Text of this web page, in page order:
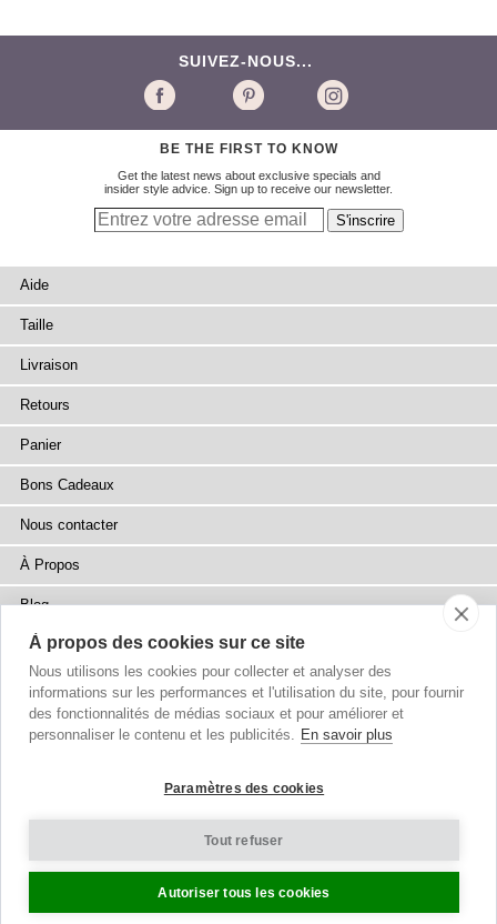
SUIVEZ-NOUS...
BE THE FIRST TO KNOW
Get the latest news about exclusive specials and
insider style advice. Sign up to receive our newsletter.
Aide
Taille
Livraison
Retours
Panier
Bons Cadeaux
Nous contacter
À Propos
Blog
Presse
Points de Vente
Plan du site
© 2002-2026 Tiffany Rose Ltd. Tous Droits Réservés.
Conditions Générales|Politique de confidentialité
Paramètres des Cookies
À propos des cookies sur ce site
Nous utilisons les cookies pour collecter et analyser des
informations sur les performances et l'utilisation du site, pour fournir
des fonctionnalités de médias sociaux et pour améliorer et
personnaliser le contenu et les publicités. En savoir plus
Paramètres des cookies
Tout refuser
Autoriser tous les cookies